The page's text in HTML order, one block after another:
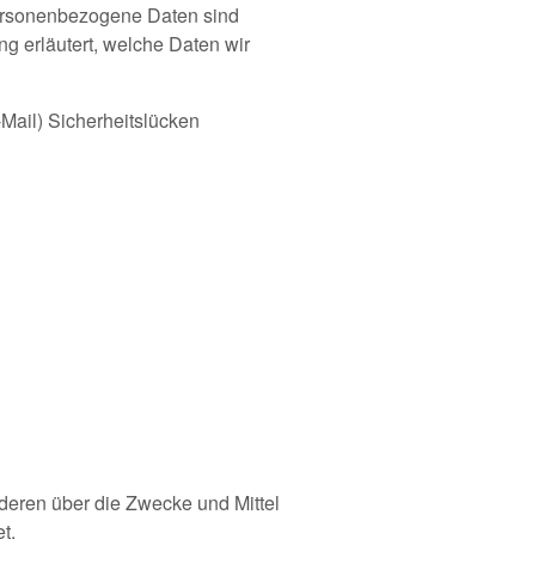
Daten sind
erläutert, welche Daten wir
Sicherheitslücken
über die Zwecke und Mittel